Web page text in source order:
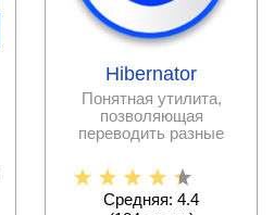
Hibernator
Понятная утилита,
позволяющая
переводить разные
гибернации или
Средняя: 4.4